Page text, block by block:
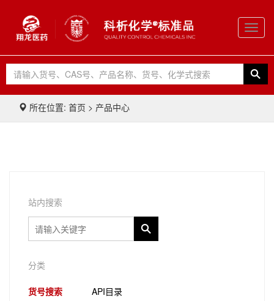
所在位置: 首页 > 产品中心
站内搜索
分类
货号搜索 API目录